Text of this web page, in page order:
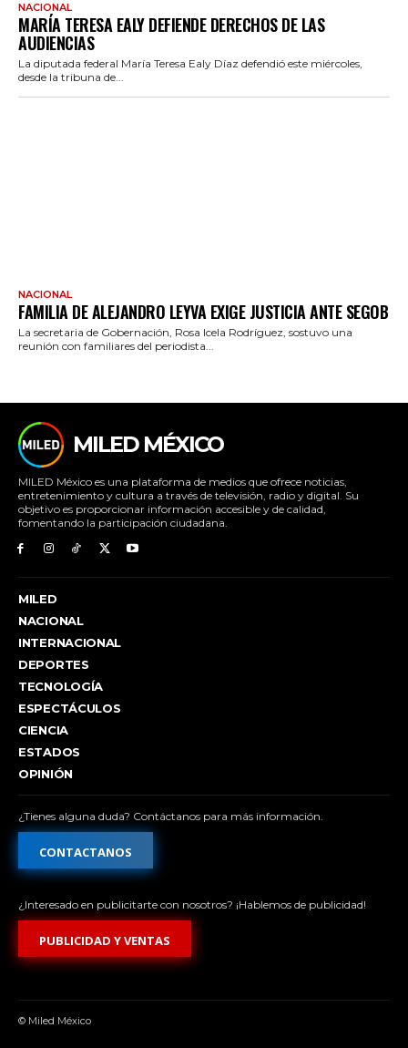
NACIONAL
MARÍA TERESA EALY DEFIENDE DERECHOS DE LAS
AUDIENCIAS
La diputada federal María Teresa Ealy Díaz defendió este miércoles,
desde la tribuna de...
NACIONAL
FAMILIA DE ALEJANDRO LEYVA EXIGE JUSTICIA ANTE SEGOB
La secretaria de Gobernación, Rosa Icela Rodríguez, sostuvo una
reunión con familiares del periodista...
MILED MÉXICO
MILED México es una plataforma de medios que ofrece noticias,
entretenimiento y cultura a través de televisión, radio y digital. Su
objetivo es proporcionar información accesible y de calidad,
fomentando la participación ciudadana.
MILED
NACIONAL
INTERNACIONAL
DEPORTES
TECNOLOGÍA
ESPECTÁCULOS
CIENCIA
ESTADOS
OPINIÓN
¿Tienes alguna duda? Contáctanos para más información.
CONTACTANOS
¿Interesado en publicitarte con nosotros? ¡Hablemos de publicidad!
PUBLICIDAD Y VENTAS
© Miled México